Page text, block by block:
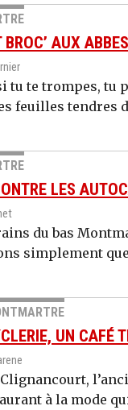
BROC’ AUX
tu te trompes, tu
feuilles tendres
LES
du bas
simplement
UN CAFÉ
à la mode